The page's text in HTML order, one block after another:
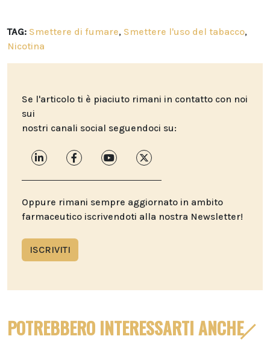
TAG: Smettere di fumare, Smettere l'uso del tabacco,
Nicotina
Se l'articolo ti è piaciuto rimani in contatto con noi
sui
nostri canali social seguendoci su:
Oppure rimani sempre aggiornato in ambito
farmaceutico iscrivendoti alla nostra Newsletter!
ISCRIVITI
POTREBBERO INTERESSARTI ANCHE